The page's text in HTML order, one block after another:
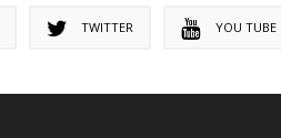
TWITTER YOU TUBE